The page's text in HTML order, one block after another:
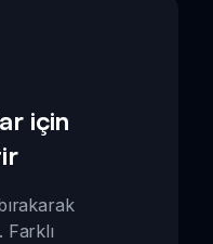
için
Farklı